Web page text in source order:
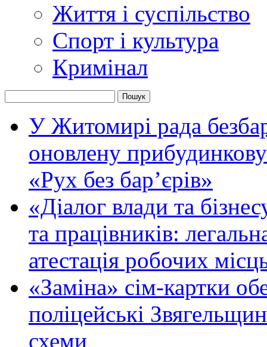
Життя і суспільство
Спорт і культура
Кримінал
У Житомирі рада
оновлену
«Рух без бар’єрів»
«Діалог влади та
та працівників:
атестація робочих
«Заміна» сім-картки
поліцейські
схеми